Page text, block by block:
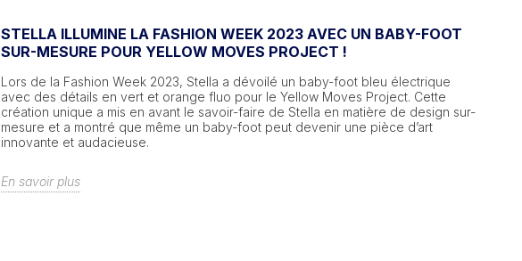
STELLA ILLUMINE LA FASHION WEEK 2023 AVEC UN BABY-FOOT
SUR-MESURE POUR YELLOW MOVES PROJECT !
Lors de la Fashion Week 2023, Stella a dévoilé un baby-foot bleu électrique
avec des détails en vert et orange fluo pour le Yellow Moves Project. Cette
création unique a mis en avant le savoir-faire de Stella en matière de design sur-
mesure et a montré que même un baby-foot peut devenir une pièce d’art
innovante et audacieuse.
En savoir plus